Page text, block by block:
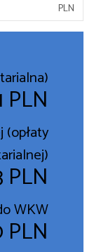
PLN
PLN
PLN
WKW